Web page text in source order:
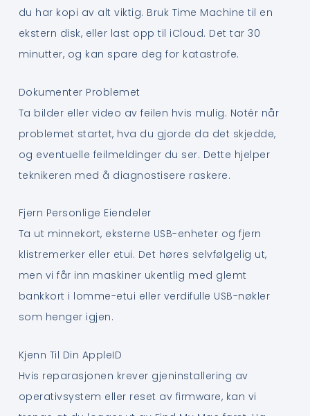
du har kopi av alt viktig. Bruk Time Machine til en
ekstern disk, eller last opp til iCloud. Det tar 30
minutter, og kan spare deg for katastrofe.
Dokumenter Problemet
Ta bilder eller video av feilen hvis mulig. Notér når
problemet startet, hva du gjorde da det skjedde,
og eventuelle feilmeldinger du ser. Dette hjelper
teknikeren med å diagnostisere raskere.
Fjern Personlige Eiendeler
Ta ut minnekort, eksterne USB-enheter og fjern
klistremerker eller etui. Det høres selvfølgelig ut,
men vi får inn maskiner ukentlig med glemt
bankkort i lomme-etui eller verdifulle USB-nøkler
som henger igjen.
Kjenn Til Din AppleID
Hvis reparasjonen krever gjeninstallering av
operativsystem eller reset av firmware, kan vi